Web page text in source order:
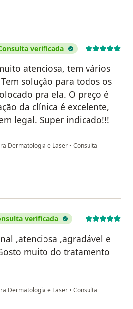
verificada
atenciosa, tem vários
solução para todos os
pra ela. O preço é
da clínica é excelente,
legal. Super indicado!!!
Dermatologia e Laser • Consulta
Laraia
verificada
,atenciosa ,agradável e
muito do tratamento
Dermatologia e Laser • Consulta
Cordeiro